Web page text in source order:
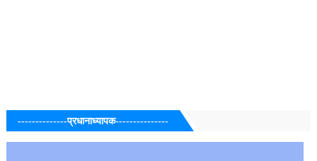
--------------प्रधानाध्यापक---------------